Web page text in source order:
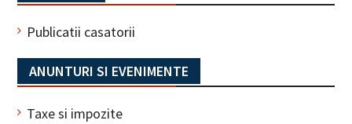
Publicatii casatorii
ANUNTURI SI EVENIMENTE
Taxe si impozite